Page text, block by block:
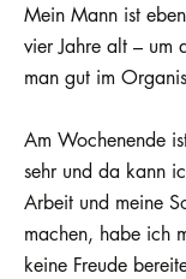
Mein Mann ist
vier Jahre alt – um
man gut im
Am Wochenende
sehr und da kann
Arbeit und meine
machen, habe ich
keine Freude